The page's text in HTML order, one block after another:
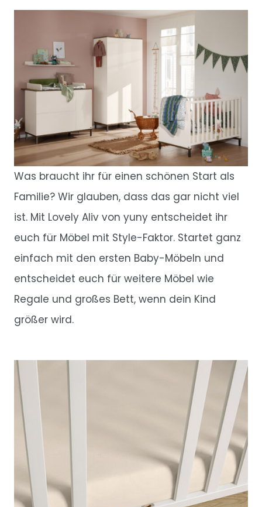
Was braucht ihr für einen schönen Start als
Familie? Wir glauben, dass das gar nicht viel
ist. Mit Lovely Aliv von yuny entscheidet ihr
euch für Möbel mit Style-Faktor. Startet ganz
einfach mit den ersten Baby-Möbeln und
entscheidet euch für weitere Möbel wie
Regale und großes Bett, wenn dein Kind
größer wird.